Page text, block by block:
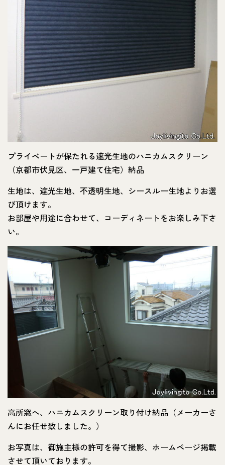
プライベートが保たれる遮光生地のハニカムスクリーン
（京都市伏見区、一戸建て住宅）納品
生地は、遮光生地、不透明生地、シースルー生地よりお選
び頂けます。
お部屋や用途に合わせて、コーディネートをお楽しみ下さ
い。
高所窓へ、ハニカムスクリーン取り付け納品（メーカーさ
んにお任せ致しました。）
お写真は、御施主様の許可を得て撮影、ホームページ掲載
させて頂いております。